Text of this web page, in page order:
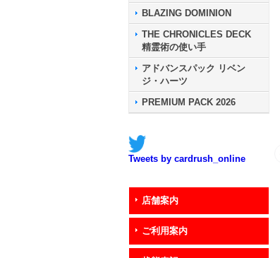
BLAZING DOMINION
THE CHRONICLES DECK
精霊術の使い手
アドバンスパック リベン
ジ・ハーツ
PREMIUM PACK 2026
Tweets by cardrush_online
店舗案内
ご利用案内